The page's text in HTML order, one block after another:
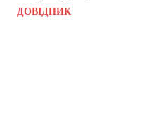
ДОВІДНИК